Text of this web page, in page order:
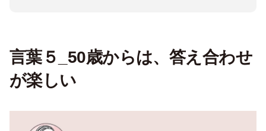
言葉５_50歳からは、答え合わせ
が楽しい